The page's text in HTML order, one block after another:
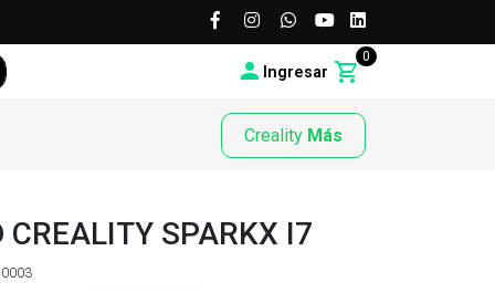
Ingresar
0
Creality Más
CREALITY SPARKX I7